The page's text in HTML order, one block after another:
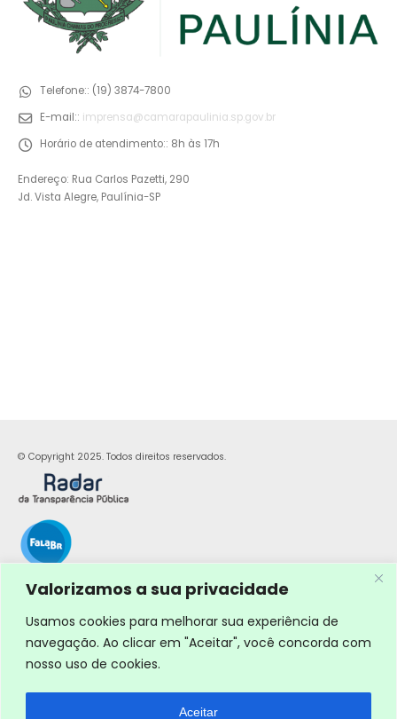
Valorizamos a sua privacidade
Usamos cookies para melhorar sua experiência de
navegação. Ao clicar em "Aceitar", você concorda com
nosso uso de cookies.
Aceitar
Telefone:: (19) 3874-7800
E-mail:: imprensa@camarapaulinia.sp.gov.br
Horário de atendimento:: 8h às 17h
Endereço: Rua Carlos Pazetti, 290
Jd. Vista Alegre, Paulínia-SP
© Copyright 2025. Todos direitos reservados.